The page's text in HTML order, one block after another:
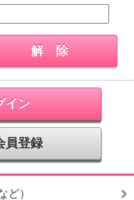
イン
員登録
ど）